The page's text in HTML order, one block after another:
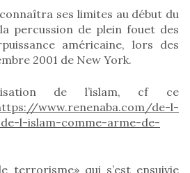
ses limites au début du
percussion de plein fouet des
américaine, lors des
2001 de New York.
de l’islam, cf ce
www.renenaba.com/de-l-
l-islam-comme-arme-de-
terrorisme» qui s’est ensuivie